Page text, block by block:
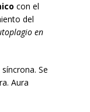
con el
del
en
Se
Aura